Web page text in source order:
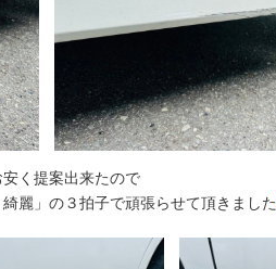
く提案出来たので
麗」の３拍子で頑張らせて頂きました